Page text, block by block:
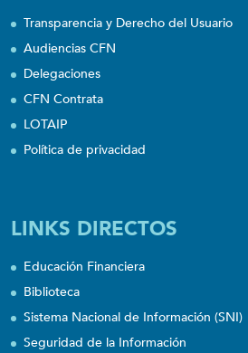
Transparencia y Derecho del Usuario
Audiencias CFN
Delegaciones
CFN Contrata
LOTAIP
Política de privacidad
LINKS DIRECTOS
Educación Financiera
Biblioteca
Sistema Nacional de Información (SNI)
Seguridad de la Información